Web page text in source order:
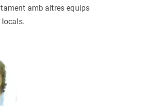
amb altres equips